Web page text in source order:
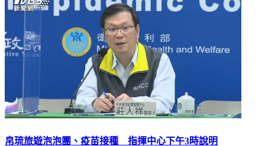
帛琉旅遊泡泡團、疫苗接種 指揮中心下午3時說明